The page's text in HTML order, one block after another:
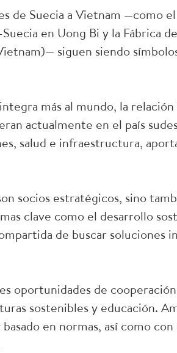
de Suecia a Vietnam —como
en Uong Bi y la Fábrica
siguen siendo
más al mundo, la
actualmente en el país
salud e infraestructura,
socios estratégicos, sino
clave como el desarrollo
de buscar soluciones
oportunidades de
sostenibles y educación.
en normas, así como